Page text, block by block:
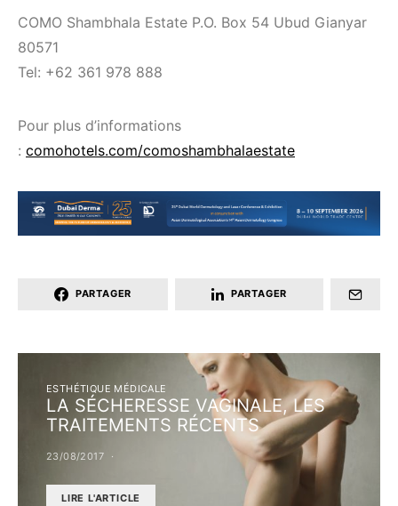
COMO Shambhala Estate P.O. Box 54 Ubud Gianyar
80571
Tel: +62 361 978 888
Pour plus d’informations
: comohotels.com/comoshambhalaestate
PARTAGER PARTAGER
ESTHÉTIQUE MÉDICALE
LA SÉCHERESSE VAGINALE, LES
TRAITEMENTS RÉCENTS
23/08/2017
LIRE L'ARTICLE